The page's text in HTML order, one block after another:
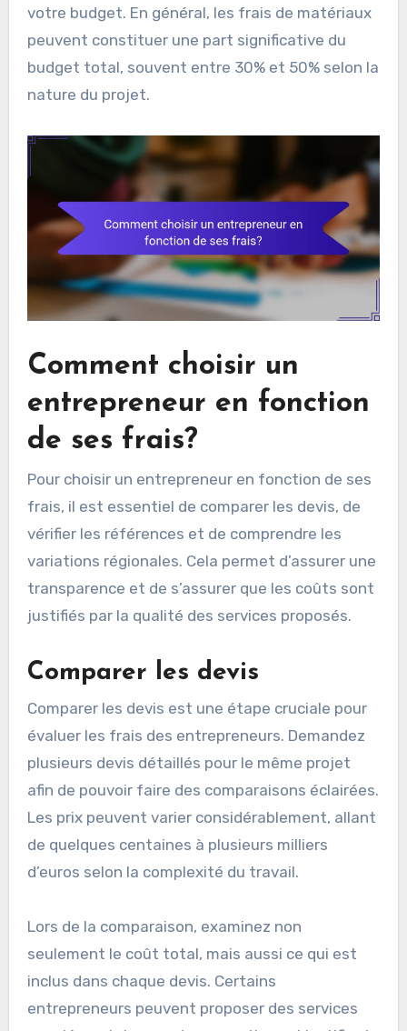
affecter le coût total du projet.
Il est conseillé de demander une liste détaillée
des matériaux nécessaires et de leur coût
prix et de choisir des options qui s’alignent avec
votre budget. En général, les frais de matériaux
peuvent constituer une part significative du
budget total, souvent entre 30% et 50% selon la
nature du projet.
Comment choisir un
entrepreneur en fonction
de ses frais?
frais, il est essentiel de comparer les devis, de
variations régionales. Cela permet d’assurer une
transparence et de s’assurer que les coûts sont
justifiés par la qualité des services proposés.
Comparer les devis
Comparer les devis est une étape cruciale pour
plusieurs devis détaillés pour le même projet
afin de pouvoir faire des comparaisons éclairées.
Les prix peuvent varier considérablement, allant
de quelques centaines à plusieurs milliers